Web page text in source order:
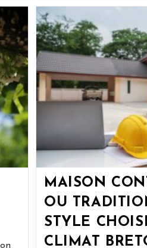
Espace
Avec
Style
MAISON
OU
STYLE
CLIMAT